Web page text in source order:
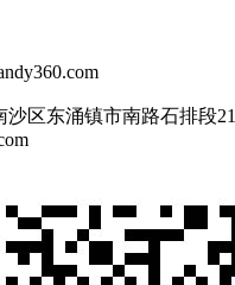
区东涌镇市南路石排段